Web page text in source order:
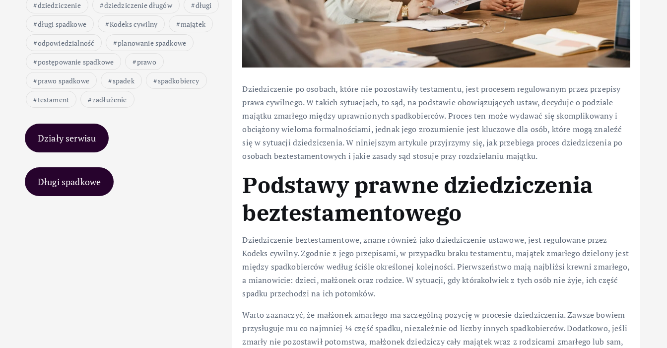
dziedziczenie dziedziczenie długów
długi
długi spadkowe
Kodeks cywilny
majątek
odpowiedzialność
planowanie spadkowe
postępowanie spadkowe
prawo
prawo spadkowe
spadek
spadkobiercy
testament
zadłużenie
Działy serwisu
Długi spadkowe
Dziedziczenie po osobach, które nie pozostawiły testamentu, jest procesem regulowanym przez przepisy
prawa cywilnego. W takich sytuacjach, to sąd, na podstawie obowiązujących ustaw, decyduje o podziale
majątku zmarłego między uprawnionych spadkobierców. Proces ten może wydawać się skomplikowany i
obciążony wieloma formalnościami, jednak jego zrozumienie jest kluczowe dla osób, które mogą znaleźć
się w sytuacji dziedziczenia. W niniejszym artykule przyjrzymy się, jak przebiega proces dziedziczenia po
osobach beztestamentowych i jakie zasady sąd stosuje przy rozdzielaniu majątku.
Podstawy prawne dziedziczenia
beztestamentowego
Dziedziczenie beztestamentowe, znane również jako dziedziczenie ustawowe, jest regulowane przez
Kodeks cywilny. Zgodnie z jego przepisami, w przypadku braku testamentu, majątek zmarłego dzielony jest
między spadkobierców według ściśle określonej kolejności. Pierwszeństwo mają najbliżsi krewni zmarłego,
a mianowicie: dzieci, małżonek oraz rodzice. W sytuacji, gdy którakolwiek z tych osób nie żyje, ich część
spadku przechodzi na ich potomków.
Warto zaznaczyć, że małżonek zmarłego ma szczególną pozycję w procesie dziedziczenia. Zawsze bowiem
przysługuje mu co najmniej ¼ część spadku, niezależnie od liczby innych spadkobierców. Dodatkowo, jeśli
zmarły nie pozostawił potomstwa, małżonek dziedziczy cały majątek wraz z rodzicami zmarłego lub sam,